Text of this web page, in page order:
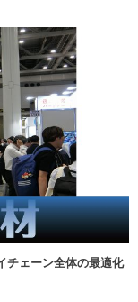
チェーン全体の最適化